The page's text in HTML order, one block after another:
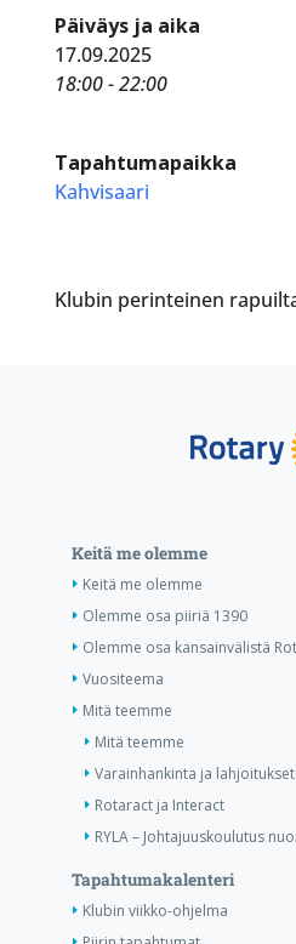
Päiväys ja aika
17.09.2025
18:00 - 22:00
Tapahtumapaikka
Kahvisaari
Klubin perinteinen
Keitä me olemme
Keitä me olemme
Olemme osa piiriä 1390
Olemme osa kansainvälistä
Vuositeema
Mitä teemme
Mitä teemme
Varainhankinta ja lahjoitukset
Rotaract ja Interact
RYLA – Johtajuuskoulutus
Tapahtumakalenteri
Klubin viikko-ohjelma